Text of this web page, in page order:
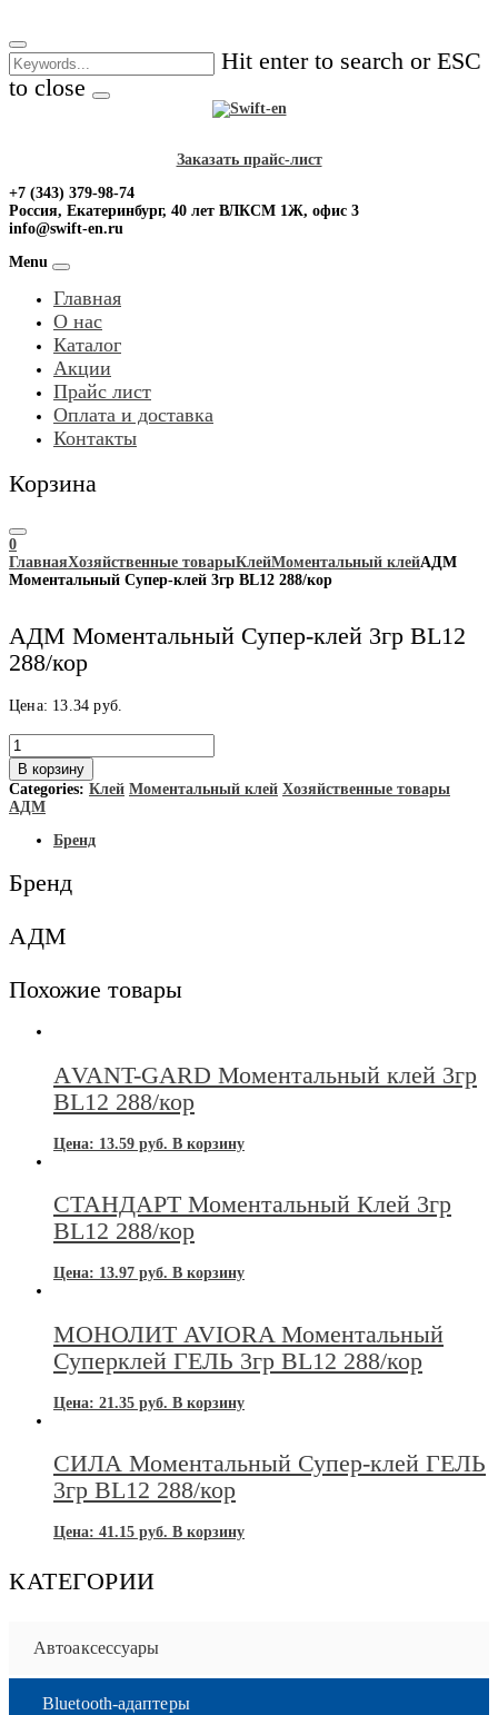
to
content
Hit enter to search or ESC
to close
Заказать прайс-лист
+7 (343) 379-98-74
Россия, Екатеринбург, 40 лет ВЛКСМ 1Ж, офис 3
info@swift-en.ru
Menu
Главная
О нас
Каталог
Акции
Прайс лист
Оплата и доставка
Контакты
Корзина
0
ГлавнаяХозяйственные товарыКлейМоментальный клейАДМ
Моментальный Супер-клей 3гр BL12 288/кор
АДМ Моментальный Супер-клей 3гр BL12
288/кор
Цена: 13.34 руб.
Количество
товара
АДМ
Моментальный
Супер-
288/
кор
В корзину
Categories: Клей Моментальный клей Хозяйственные товары
АДМ
Бренд
Бренд
АДМ
Похожие товары
АVANT-GARD Моментальный клей 3гр
BL12 288/кор
Цена: 13.59 руб. В корзину
СТАНДАРТ Моментальный Клей 3гр
BL12 288/кор
Цена: 13.97 руб. В корзину
МОНОЛИТ AVIORA Моментальный
Суперклей ГЕЛЬ 3гр BL12 288/кор
Цена: 21.35 руб. В корзину
СИЛА Моментальный Супер-клей ГЕЛЬ
3гр BL12 288/кор
Цена: 41.15 руб. В корзину
КАТЕГОРИИ
Автоаксессуары
Bluetooth-адаптеры